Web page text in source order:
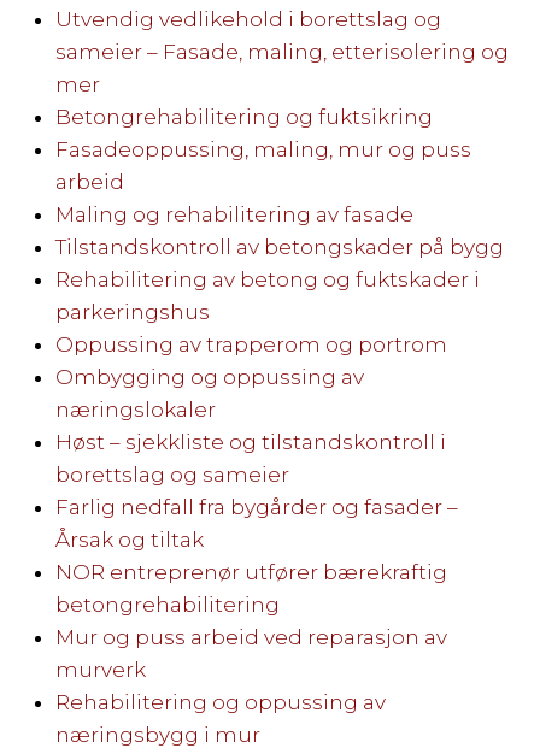
Utvendig vedlikehold i borettslag og
sameier – Fasade, maling, etterisolering og
mer
Betongrehabilitering og fuktsikring
Fasadeoppussing, maling, mur og puss
arbeid
Maling og rehabilitering av fasade
Tilstandskontroll av betongskader på bygg
Rehabilitering av betong og fuktskader i
parkeringshus
Oppussing av trapperom og portrom
Ombygging og oppussing av
næringslokaler
Høst – sjekkliste og tilstandskontroll i
borettslag og sameier
Farlig nedfall fra bygårder og fasader –
Årsak og tiltak
NOR entreprenør utfører bærekraftig
betongrehabilitering
Mur og puss arbeid ved reparasjon av
murverk
Rehabilitering og oppussing av
næringsbygg i mur